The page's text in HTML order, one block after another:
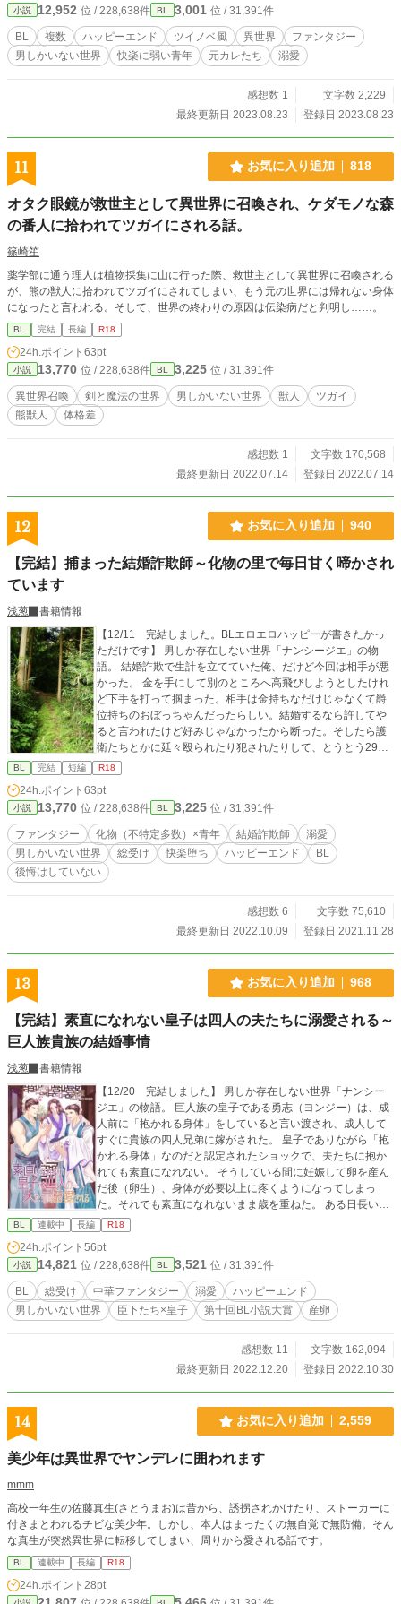
小説 12,952 位 / 228,638件 BL 3,001 位 / 31,391件
BL 複数 ハッピーエンド ツイノベ風 異世界
ファンタジー
男しかいない世界
快楽に弱い青年 元カレたち 溺愛
感想数 1
文字数 2,229
最終更新日 2023.08.23
登録日 2023.08.23
11 お気に入り追加 818
オタク眼鏡が救世主として異世界に召喚され、ケダモノな森
の番人に拾われてツガイにされる話。
篠崎笙
薬学部に通う理人は植物採集に山に行った際、救世主として異世界に召喚される
が、熊の獣人に拾われてツガイにされてしまい、もう元の世界には帰れない身体
になったと言われる。そして、世界の終わりの原因は伝染病だと判明し……。
BL 完結 長編 R18
24h.ポイント 63pt
小説 13,770 位 / 228,638件 BL 3,225 位 / 31,391件
異世界召喚 剣と魔法の世界 男しかいない世界 獣人
ツガイ
熊獣人
体格差
感想数 1
文字数 170,568
最終更新日 2022.07.14
登録日 2022.07.14
12 お気に入り追加 940
【完結】捕まった結婚詐欺師～化物の里で毎日甘く啼かされ
ています
浅葱
書籍情報
【12/11 完結しました。BLエロエロハッピーが書きたかっ
ただけです】 男しか存在しない世界「ナンシージエ」の物
語。 結婚詐欺で生計を立てていた俺、だけど今回は相手が悪
かった。 金を手にして別のところへ高飛びしようとしたけれ
ど下手を打って掴まった。相手は金持ちなだけじゃなくて爵
位持ちのおぼっちゃんだったらしい。結婚するなら許してや
ると言われたけど好みじゃなかったから断った。そしたら護
衛たちとかに延々殴られたり犯されたりして、とうとう29歳
童貞ということがバレてしまった。 「”天使”にして化物にく
れてしまえ！」 マジで？ 30歳まで童貞だと”天使”という、精
液を身体の奥で受け止めないと死んでしまう存在になってし
まう。 それにさせられて、俺は化物が棲むという深い森に連
れて行かれた。 化物に犯されて惨たらしく殺されるのかなー
って思ってたら……あれ？ なんか違う？ 「天使は貴重だか
らな」 世話係を付けられて毎日鬼たちに犯される生活が始ま
った。 結婚詐欺師だった俺が、鬼たちにたっぷり抱かれて快
壮感全くナシの快楽堕ちです。化物（不特定多数）×天使にな
った青年。 痛いのは最初の頃のみ。化物の里へ放り込まれて
からは快楽責めになります。 世話係の鬼（混血）にもでろで
ろに愛されて本人は幸せです。 快楽堕ちハッピーエンド。 フ
ァンタジー／輪姦／尿道責め／アナル責め／乳首責め／結腸
責め／快楽堕ち／体格差／総受け／おっぱい（完結後番外
か存在しない世界「ナンシージエ」のシリーズですが、他の
話とは一切絡みません。 （鬼は鬼でも別の里の話になりま
す） 9/23 完結後番外編開始しました～ 天使の詳しい設定に
books/17868 表紙の写真はイメージスタイルインフォ様から
お借りしました。 注：ストレス発散用なので誤字脱字報告は
一切受け付けません。更新時に確認して直します。よろろー
ん
BL 完結 短編 R18
24h.ポイント 63pt
小説 13,770 位 / 228,638件 BL 3,225 位 / 31,391件
ファンタジー 化物（不特定多数）×青年 結婚詐欺師
溺愛
男しかいない世界
総受け 快楽堕ち ハッピーエンド
BL
後悔はしていない
感想数 6
文字数 75,610
最終更新日 2022.10.09
登録日 2021.11.28
13 お気に入り追加 968
【完結】素直になれない皇子は四人の夫たちに溺愛される～
巨人族貴族の結婚事情
浅葱
書籍情報
【12/20 完結しました】 男しか存在しない世界「ナンシー
ジエ」の物語。 巨人族の皇子である勇志（ヨンジー）は、成
人前に「抱かれる身体」をしていると言い渡され、成人して
すぐに貴族の四人兄弟に嫁がされた。 皇子でありながら「抱
かれる身体」なのだと認定されたショックで、夫たちに抱か
れても素直になれない。 そうしている間に妊娠して卵を産ん
だ後（卵生）、身体が必要以上に疼くようになってしまっ
た。それでも素直になれないまま歳を重ねた。 ある日長いこ
と結婚しないでいた兄皇子たちが妻を娶ったと聞いた。五個
目の卵を産んだ直後、勇志はたまらなくなって兄たちの妻に
会いに行く。 そこで兄たちの妻への溺愛ぶりを目の当たりに
した。 勇志は兄たちの妻に聞かれるがままに夫たちとの結婚
生活を話し、たまには強引にしてくれてもいいのにと愚痴っ
たら……？ すごく妻を甘やかしたかった四人の夫（臣下）×
素直になれないけど本当は甘やかされたい妻（皇子）の溺愛
妻をどろどろに溺愛します。 妻が夫たちの愛を受け止めてあ
っぷあっぷしていますが、本当は甘やかされたいのでラブラ
結腸責め／おもらし（小スカ）／潮吹き／総受け／授乳プレ
イ／舌フェラ／尿道責め／駅弁 「巨人族の皇子たち四人と、
ちらを読んでいなくてもお楽しみいただけます。 天使さまの
ストはNEO ZONEさんにお願いしました。向かって左から智
明、勇志、智軒です。さすがに五人は画面に入らない（笑）
とっても美しく描いていただけて嬉しいです！（自分にご褒
美
BL 連載中 長編 R18
24h.ポイント 56pt
小説 14,821 位 / 228,638件 BL 3,521 位 / 31,391件
BL 総受け 中華ファンタジー 溺愛
ハッピーエンド
男しかいない世界
臣下たち×皇子 第十回BL小説大賞 産卵
感想数 11
文字数 162,094
最終更新日 2022.12.20
登録日 2022.10.30
14 お気に入り追加 2,559
美少年は異世界でヤンデレに囲われます
mmm
高校一年生の佐藤真生(さとうまお)は昔から、誘拐されかけたり、ストーカーに
付きまとわれるチビな美少年。しかし、本人はまったくの無自覚で無防備。そん
な真生が突然異世界に転移してしまい、周りから愛される話です。
BL 連載中 長編 R18
24h.ポイント 28pt